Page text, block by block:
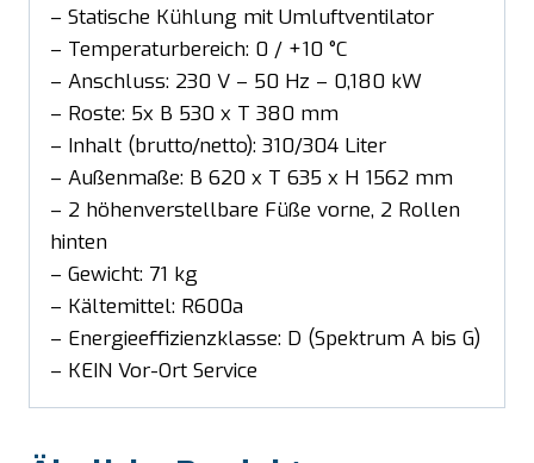
– Statische Kühlung mit Umluftventilator
– Temperaturbereich: 0 / +10 °C
– Anschluss: 230 V – 50 Hz – 0,180 kW
– Roste: 5x B 530 x T 380 mm
– Inhalt (brutto/netto): 310/304 Liter
– Außenmaße: B 620 x T 635 x H 1562 mm
– 2 höhenverstellbare Füße vorne, 2 Rollen
hinten
– Gewicht: 71 kg
– Kältemittel: R600a
– Energieeffizienzklasse: D (Spektrum A bis G)
– KEIN Vor-Ort Service